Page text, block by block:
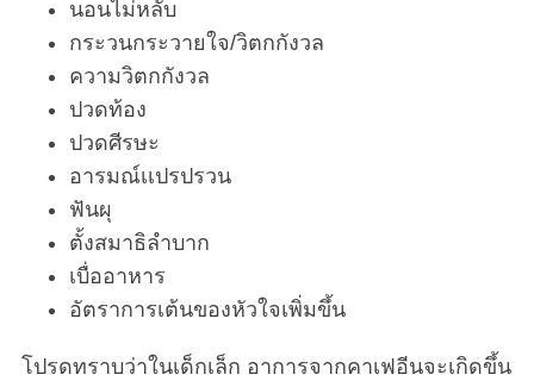
นอนไม่หลับ
กระวนกระวายใจ/วิตกกังวล
ความวิตกกังวล
ปวดท้อง
ปวดศีรษะ
อารมณ์เเปรปรวน
ฟันผุ
ตั้งสมาธิลำบาก
เบื่ออาหาร
อัตราการเต้นของหัวใจเพิ่มขึ้น
โปรดทราบว่าในเด็กเล็ก อาการจากคาเฟอีนจะเกิดขึ้น